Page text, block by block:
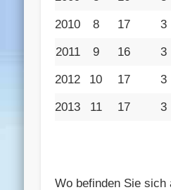
2010 8 17 3
2011 9 16 3
2012 10 17 3
2013 11 17 3
Wo befinden Sie sich